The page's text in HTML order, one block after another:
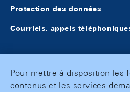
Protection des données
Courriels, appels
Pour mettre à disposition les
contenus et les services